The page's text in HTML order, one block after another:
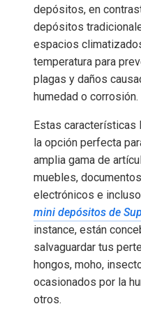
depósitos, en
depósitos
espacios
temperatura para
plagas y daños
humedad o corrosión.
Estas características
la opción perfecta
amplia gama de
muebles,
electrónicos e
mini depósitos de
instance, están
salvaguardar tus
hongos, moho,
ocasionados por la
otros.